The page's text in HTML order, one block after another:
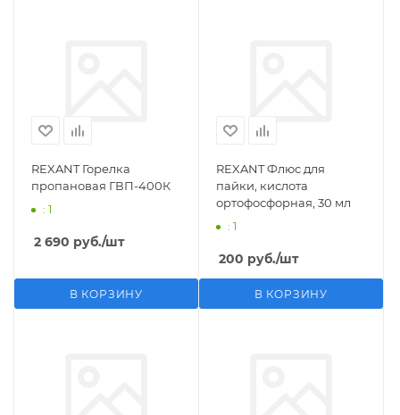
REXANT Горелка
пропановая ГВП-400К
: 1
2 690 руб./шт
В КОРЗИНУ
REXANT Флюс для
пайки, кислота
ортофосфорная, 30 мл
: 1
200 руб./шт
В КОРЗИНУ